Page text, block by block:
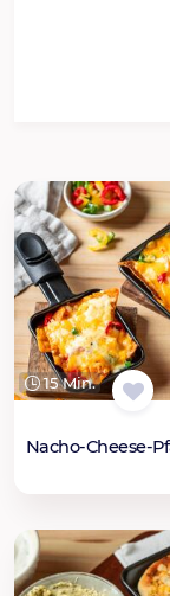
15 Min.
Nacho-Cheese-